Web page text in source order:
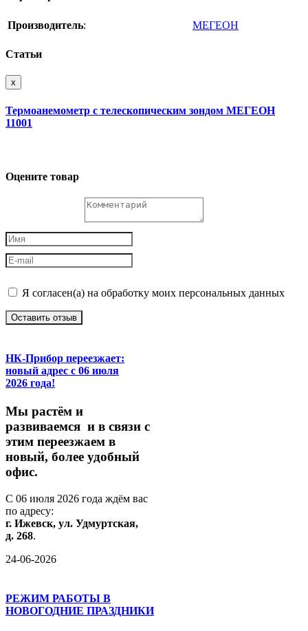
Производитель: МЕГЕОН
Статьи
x
Термоанемометр с телескопическим зондом МЕГЕОН
11001
Оцените товар
Я согласен(а) на обработку моих персональных данных
Оставить отзыв
НК-Прибор переезжает:
новый адрес с 06 июля
2026 года!
Мы растём и
развиваемся и в связи с
этим переезжаем в
новый, более удобный
офис.
С 06 июля 2026 года ждём вас
по адресу:
г. Ижевск, ул. Удмуртская,
д. 268.
24-06-2026
РЕЖИМ РАБОТЫ В
НОВОГОДНИЕ ПРАЗДНИКИ